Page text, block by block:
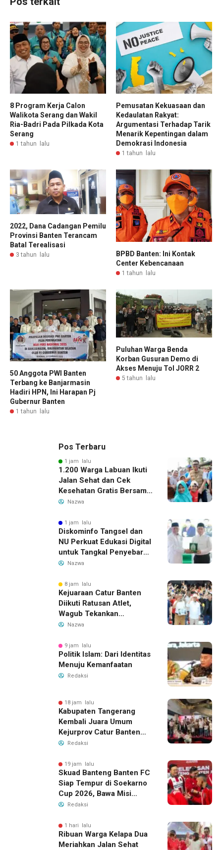
8 Program Kerja Calon
Walikota Serang dan Wakil
Ria-Badri Pada Pilkada Kota
Serang
1 tahun lalu
Pemusatan Kekuasaan dan
Kedaulatan Rakyat:
Argumentasi Terhadap Tarik
Menarik Kepentingan dalam
Demokrasi Indonesia
1 tahun lalu
2022, Dana Cadangan Pemilu
Provinsi Banten Terancam
Batal Terealisasi
3 tahun lalu
BPBD Banten: Ini Kontak
Center Kebencanaan
1 tahun lalu
50 Anggota PWI Banten
Terbang ke Banjarmasin
Hadiri HPN, Ini Harapan Pj
Gubernur Banten
1 tahun lalu
Puluhan Warga Benda
Korban Gusuran Demo di
Akses Menuju Tol JORR 2
5 tahun lalu
Pos Terbaru
1 jam lalu
1.200 Warga Labuan Ikuti
Jalan Sehat dan Cek
Kesehatan Gratis Bersama
Gubernur Banten
Nazwa
1 jam lalu
Diskominfo Tangsel dan
NU Perkuat Edukasi Digital
untuk Tangkal Penyebaran
Hoaks
Nazwa
8 jam lalu
Kejuaraan Catur Banten
Diikuti Ratusan Atlet,
Wagub Tekankan
Pembinaan Dini
Nazwa
9 jam lalu
Politik Islam: Dari Identitas
Menuju Kemanfaatan
Redaksi
18 jam lalu
Kabupaten Tangerang
Kembali Juara Umum
Kejurprov Catur Banten
2026, Raih 24 Medali
Redaksi
19 jam lalu
Skuad Banteng Banten FC
Siap Tempur di Soekarno
Cup 2026, Bawa Misi
Harumkan Nama Banten
Redaksi
1 hari lalu
Ribuan Warga Kelapa Dua
Meriahkan Jalan Sehat